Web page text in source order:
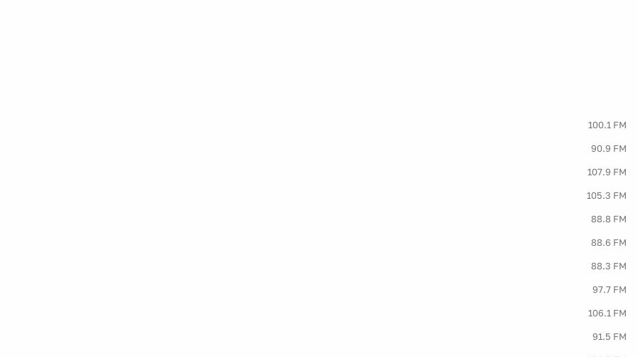
100.1 FM
90.9 FM
107.9 FM
105.3 FM
88.8 FM
88.6 FM
88.3 FM
97.7 FM
106.1 FM
91.5 FM